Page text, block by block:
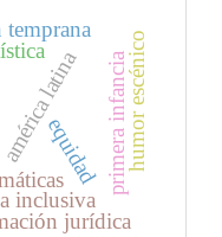
inclusiva
latina
equidad
jurídica
primera infanciahumor escénico